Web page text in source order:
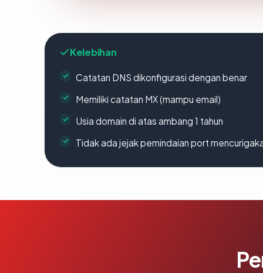
Kelebihan
Catatan DNS dikonfigurasi dengan benar
Memiliki catatan MX (mampu email)
Usia domain di atas ambang 1 tahun
Tidak ada jejak pemindaian port